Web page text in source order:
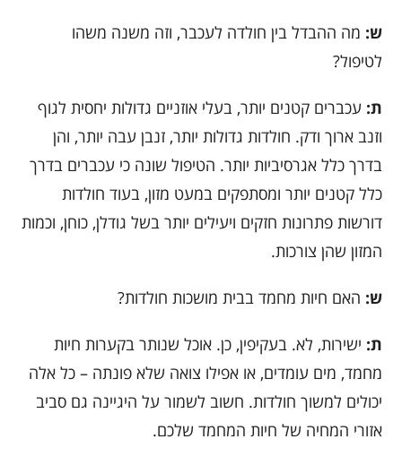
ש: מה ההבדל בין חולדה לעכבר, וזה משנה משהו
לטיפול?
ת: עכברים קטנים יותר, בעלי אוזניים גדולות יחסית לגוף
וזנב ארוך ודק. חולדות גדולות יותר, זנבן עבה יותר, והן
בדרך כלל אגרסיביות יותר. הטיפול שונה כי עכברים בדרך
כלל קטנים יותר ומסתפקים במעט מזון, בעוד חולדות
דורשות פתרונות חזקים ויעילים יותר בשל גודלן, כוחן, וכמות
המזון שהן צורכות.
ש: האם חיות מחמד בבית מושכות חולדות?
ת: ישירות, לא. בעקיפין, כן. אוכל שנותר בקערות חיות
מחמד, מים עומדים, או אפילו צואה שלא פונתה – כל אלה
יכולים למשוך חולדות. חשוב לשמור על היגיינה גם סביב
אזורי המחיה של חיות המחמד שלכם.